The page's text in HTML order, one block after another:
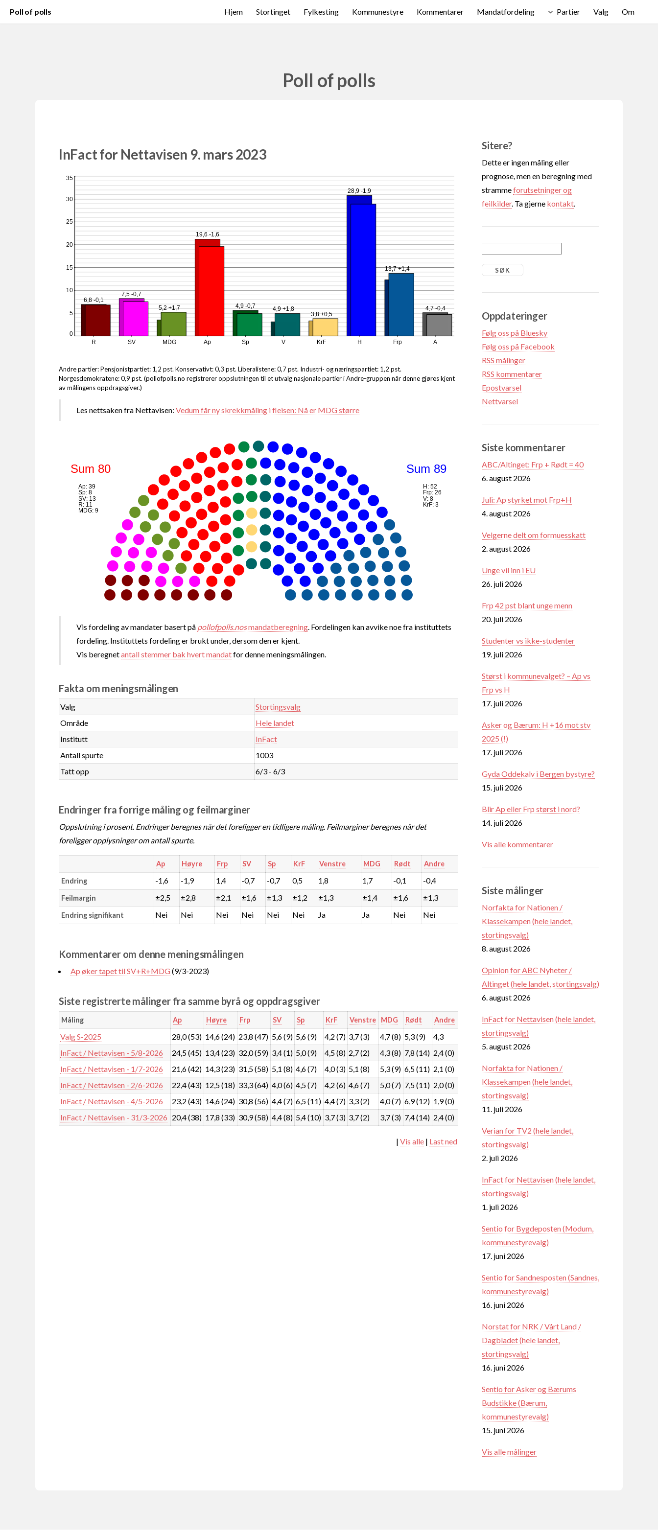
Poll of polls Hjem Stortinget Fylkesting Kommunestyre Kommentarer Mandatfordeling Partier Valg Om
Poll of polls
InFact for Nettavisen 9. mars 2023
6,8 -0,1
7,5 -0,7
5,2 +1,7
19,6 -1,6
4,9 -0,7 4,9 +1,8
3,8 +0,5
28,9 -1,9
13,7 +1,4
4,7 -0,4
R SV MDG Ap Sp V KrF H Frp A
0
5
10
15
20
25
30
35
Andre partier: Pensjonistpartiet: 1,2 pst. Konservativt: 0,3 pst. Liberalistene: 0,7 pst. Industri- og næringspartiet: 1,2 pst.
Norgesdemokratene: 0,9 pst. (pollofpolls.no registrerer oppslutningen til et utvalg nasjonale partier i Andre-gruppen når denne gjøres kjent
av målingens oppdragsgiver.)
Les nettsaken fra Nettavisen: Vedum får ny skrekkmåling i fleisen: Nå er MDG større
Sum 80
Ap: 39
Sp: 8
SV: 13
R: 11
MDG: 9
Sum 89
H: 52
Frp: 26
V: 8
KrF: 3
Vis fordeling av mandater basert på pollofpolls.nosmandatberegning . Fordelingen kan avvike noe fra instituttets
fordeling. Instituttets fordeling er brukt under, dersom den er kjent.
Vis beregnetantall stemmer bak hvert mandatfor denne meningsmålingen.
Fakta om meningsmålingen
Valg
Stortingsvalg
Område
Hele landet
Institutt
InFact
Antall spurte
1003
Tatt opp
6/3 - 6/3
Endringer fra forrige måling og feilmarginer
Oppslutning i prosent. Endringer beregnes når det foreligger en tidligere måling. Feilmarginer beregnes når det
foreligger opplysninger om antall spurte.
Ap Høyre Frp SV Sp KrF Venstre MDG Rødt Andre
Endring -1,6 -1,9 1,4 -0,7 -0,7 0,5 1,8 1,7 -0,1 -0,4
Feilmargin ±2,5 ±2,8 ±2,1 ±1,6 ±1,3 ±1,2 ±1,3 ±1,4 ±1,6 ±1,3
Endring signifikant Nei Nei Nei Nei Nei Nei Ja Ja Nei Nei
Kommentarer om denne meningsmålingen
Ap øker tapet til SV+R+MDG(9/3-2023)
Siste registrerte målinger fra samme byrå og oppdragsgiver
Måling Ap Høyre Frp SV Sp KrF Venstre MDG Rødt Andre
Valg S-2025 28,0 (53) 14,6 (24) 23,8 (47) 5,6 (9) 5,6 (9) 4,2 (7) 3,7 (3) 4,7 (8) 5,3 (9)
4,3
InFact / Nettavisen - 5/8-2026
24,5 (45) 13,4 (23) 32,0 (59) 3,4 (1) 5,0 (9) 4,5 (8) 2,7 (2) 4,3 (8) 7,8 (14) 2,4 (0)
InFact / Nettavisen - 1/7-2026
21,6 (42) 14,3 (23) 31,5 (58) 5,1 (8) 4,6 (7) 4,0 (3) 5,1 (8) 5,3 (9) 6,5 (11) 2,1 (0)
InFact / Nettavisen - 2/6-2026
22,4 (43) 12,5 (18) 33,3 (64) 4,0 (6) 4,5 (7) 4,2 (6) 4,6 (7) 5,0 (7) 7,5 (11) 2,0 (0)
InFact / Nettavisen - 4/5-2026
23,2 (43) 14,6 (24) 30,8 (56) 4,4 (7) 6,5 (11) 4,4 (7) 3,3 (2) 4,0 (7) 6,9 (12) 1,9 (0)
InFact / Nettavisen - 31/3-2026 20,4 (38) 17,8 (33) 30,9 (58) 4,4 (8) 5,4 (10) 3,7 (3) 3,7 (2) 3,7 (3) 7,4 (14) 2,4 (0)
| Vis alle| Last ned
Sitere?
Dette er ingen måling eller
prognose, men en beregning med
strammeforutsetninger og
feilkilder. Ta gjerne kontakt
Oppdateringer
Følg oss på Bluesky
Følg oss på Facebook
RSS målinger
RSS kommentarer
Epostvarsel
Nettvarsel
Siste kommentarer
ABC/Altinget: Frp + Rødt = 40
6. august 2026
Juli: Ap styrket mot Frp+H
4. august 2026
Velgerne delt om formuesskatt
2. august 2026
Unge vil inn i EU
26. juli 2026
Frp 42 pst blant unge menn
20. juli 2026
Studenter vs ikke-studenter
19. juli 2026
Størst i kommunevalget? – Ap vs
Frp vs H
17. juli 2026
Asker og Bærum: H +16 mot stv
2025 (!)
17. juli 2026
Gyda Oddekalv i Bergen bystyre?
15. juli 2026
Blir Ap eller Frp størst i nord?
14. juli 2026
Vis alle kommentarer
Siste målinger
Norfakta for Nationen /
Klassekampen (hele landet,
stortingsvalg)
8. august 2026
Opinion for ABC Nyheter /
Altinget (hele landet, stortingsvalg)
6. august 2026
InFact for Nettavisen (hele landet,
stortingsvalg)
5. august 2026
Norfakta for Nationen /
Klassekampen (hele landet,
stortingsvalg)
11. juli 2026
Verian for TV2 (hele landet,
stortingsvalg)
2. juli 2026
InFact for Nettavisen (hele landet,
stortingsvalg)
1. juli 2026
Sentio for Bygdeposten (Modum,
kommunestyrevalg)
17. juni 2026
Sentio for Sandnesposten (Sandnes,
kommunestyrevalg)
16. juni 2026
Norstat for NRK / Vårt Land /
Dagbladet (hele landet,
stortingsvalg)
16. juni 2026
Sentio for Asker og Bærums
Budstikke (Bærum,
kommunestyrevalg)
15. juni 2026
Vis alle målinger